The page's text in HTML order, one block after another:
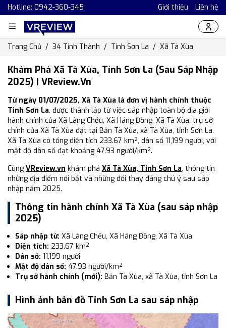
Hotline: 0942-360-345 Giới thiệu Liên hệ
Trang Chủ 34 Tỉnh Thành Tỉnh Sơn La Xã Tà Xùa
Khám Phá Xã Tà Xùa, Tỉnh Sơn La (Sau Sáp Nhập
2025) | VReview.vn
Từ ngày 01/07/2025, Xã Tà Xùa là đơn vị hành chính thuộc
Tỉnh Sơn La, được thành lập từ việc sáp nhập toàn bộ địa giới
hành chính của Xã Làng Chếu, Xã Háng Đồng, Xã Tà Xùa, trụ sở
chính của Xã Tà Xùa đặt tại Bản Tà Xùa, xã Tà Xùa, tỉnh Sơn La.
Xã Tà Xùa có tổng diện tích 233.67 km², dân số 11,199 người, với
mật độ dân số đạt khoảng 47.93 người/km².
Cùng VReview.vn khám phá Xã Tà Xùa, Tỉnh Sơn La, thông tin
những địa điểm nổi bật và những đổi thay đáng chú ý sau sáp
nhập năm 2025.
Thông tin hành chính Xã Tà Xùa (sau sáp nhập
2025)
Sáp nhập từ: Xã Làng Chếu, Xã Háng Đồng, Xã Tà Xùa
Diện tích: 233.67 km²
Dân số: 11,199 người
Mật độ dân số: 47.93 người/km²
Trụ sở hành chính (mới): Bản Tà Xùa, xã Tà Xùa, tỉnh Sơn La
Hình ảnh bản đồ Tỉnh Sơn La sau sáp nhập